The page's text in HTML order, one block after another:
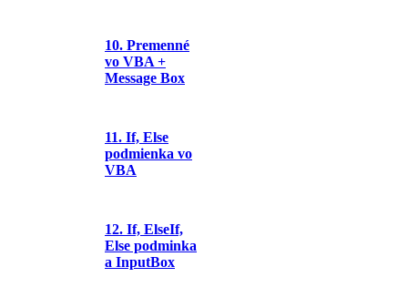
10. Premenné
vo VBA +
Message Box
11. If, Else
podmienka vo
VBA
12. If, ElseIf,
Else podminka
a InputBox